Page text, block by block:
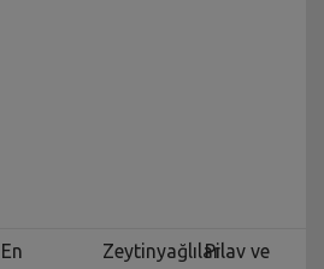
En
ZeytinyağlılarPilav ve